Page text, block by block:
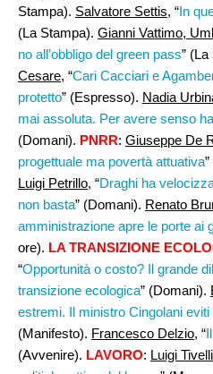
Stampa). Salvatore Settis, “In
(La Stampa). Gianni Vattimo,
no all’obbligo del green pass”
Cesare, “Cari Cacciari e
protetto” (Espresso). Nadia
mai assoluta. Per avere senso
(Domani). PNRR: Giuseppe De
progettuale ma povertà attuativa
Luigi Petrillo, “Draghi ha
non basta” (Domani). Renato
amministrazione apre le porte ai
ore). LA TRANSIZIONE
“Opportunità o costo? Il grande
transizione ecologica” (Domani).
estremi. Il ministro Cingolani eviti
(Manifesto). Francesco Delzio, “
(Avvenire). LAVORO: Luigi Tivelli